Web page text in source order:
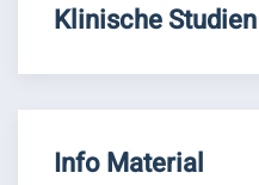
Klinische Studien
Info Material